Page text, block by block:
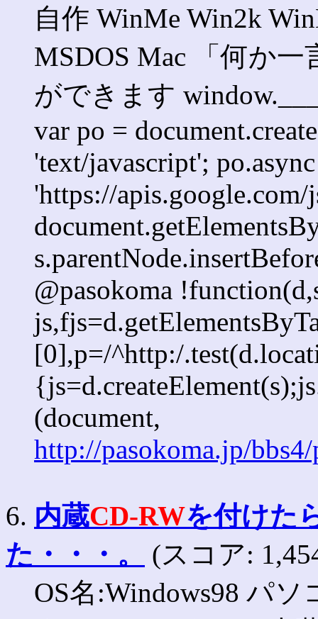
自作 WinMe Win2k
MSDOS Mac 「何か
ができます
var po =
'text/javascript';
'https://
@pasokoma
[0],p=/^http:/
(document,
http://pasokoma.jp/
6. 内蔵CD-RWを付けた
た・・・。
(スコア:
OS名:Windows98 パ